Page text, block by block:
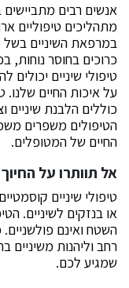
אנשים רבים
מתהליכים טיפוליים
במרפאת השיניים בשל
כרוכים בחוסר נוחות,
טיפולי שיניים
על איכות החיים שלנו.
כוללים הלבנת שיניים
הטיפולים משפרים
החיים של המטופלים.
אל תוותרו על
טיפולי שיניים
או בנזקים לשיניים.
השטח ואינם
רחב וליהנות משיניים
שמגיע לכם.